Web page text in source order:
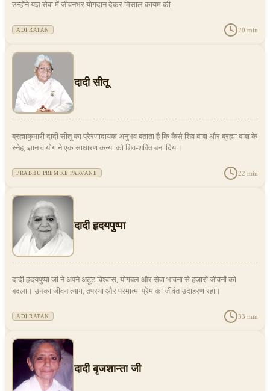
उन्होंने यज्ञ सेवा में जीवनभर योगदान देकर मिसाल कायम की
ADI RATAN 20 min
दादी सीतू
ब्रह्माकुमारी दादी सीतू का प्रेरणादायक अनुभव बताता है कि कैसे शिव बाबा और ब्रह्मा बाबा के
स्नेह, ज्ञान व योग ने एक साधारण कन्या को शिव-शक्ति बना दिया।
PRABHU PREM KE PARVANE 22 min
दादी हृदयपुष्पा
दादी हृदयपुष्पा जी ने अपने अटूट विश्वास, योगबल और सेवा भावना से हजारों जीवनों को
बदला। उनका जीवन त्याग, तपस्या और परमात्मा प्रेम का जीवंत उदाहरण रहा।
ADI RATAN 33 min
दादी बृजशान्ता जी